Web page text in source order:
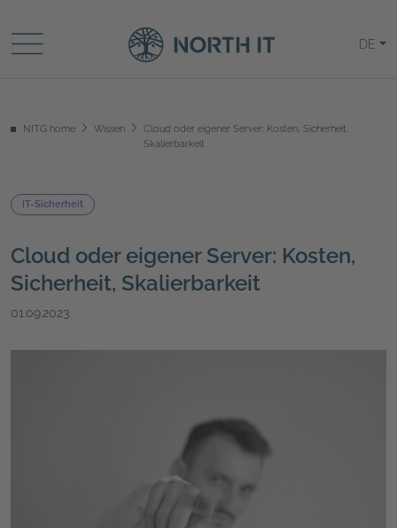
DE
NITG home Wissen
Cloud oder eigener Server: Kosten, Sicherheit,
Skalierbarkeit
IT-Sicherheit
Cloud oder eigener Server: Kosten,
Sicherheit, Skalierbarkeit
01.09.2023